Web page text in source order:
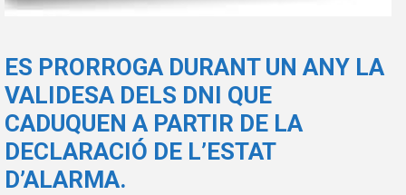
ES PRORROGA DURANT UN ANY LA
VALIDESA DELS DNI QUE
CADUQUEN A PARTIR DE LA
DECLARACIÓ DE L’ESTAT
D’ALARMA.